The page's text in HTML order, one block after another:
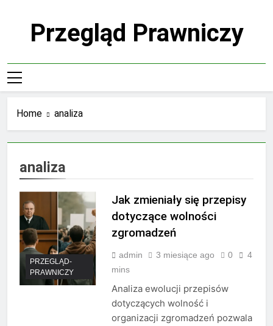
Przegląd Prawniczy
Home analiza
analiza
PRZEGLĄD-
PRAWNICZY
Jak zmieniały się przepisy
dotyczące wolności
zgromadzeń
admin 3 miesiące ago 0
4
mins
Analiza ewolucji przepisów
dotyczących wolność i
organizacji zgromadzeń pozwala